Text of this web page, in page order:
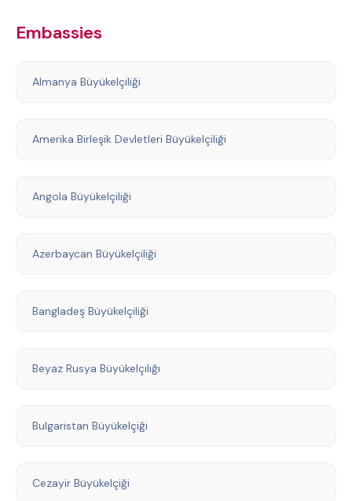
Embassies
Almanya Büyükelçiliği
Amerika Birleşik Devletleri Büyükelçiliği
Angola Büyükelçiliği
Azerbaycan Büyükelçiliği
Bangladeş Büyükelçiliği
Beyaz Rusya Büyükelçılığı
Bulgaristan Büyükelçiği
Cezayir Büyükelçiği